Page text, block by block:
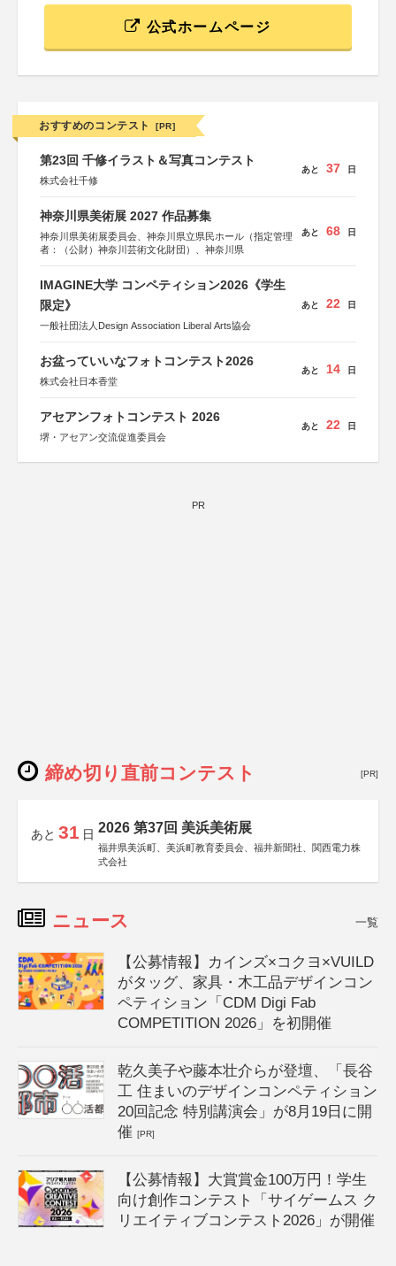
公式ホームページ
おすすめのコンテスト [PR]
第23回 千修イラスト＆写真コンテスト
株式会社千修
あと 37 日
神奈川県美術展 2027 作品募集
神奈川県美術展委員会、神奈川県立県民ホール（指定管理
者：（公財）神奈川芸術文化財団）、神奈川県
あと 68 日
IMAGINE大学 コンペティション2026《学生
限定》
一般社団法人Design Association Liberal Arts協会
あと 22 日
お盆っていいなフォトコンテスト2026
株式会社日本香堂
あと 14 日
アセアンフォトコンテスト 2026
堺・アセアン交流促進委員会
あと 22 日
PR
締め切り直前コンテスト [PR]
あと 31 日 2026 第37回 美浜美術展
福井県美浜町、美浜町教育委員会、福井新聞社、関西電力株
式会社
ニュース 一覧
【公募情報】カインズ×コクヨ×VUILD
がタッグ、家具・木工品デザインコン
ペティション「CDM Digi Fab
COMPETITION 2026」を初開催
乾久美子や藤本壮介らが登壇、「長谷
工 住まいのデザインコンペティション
20回記念 特別講演会」が8月19日に開
催[PR]
【公募情報】大賞賞金100万円！学生
向け創作コンテスト「サイゲームス ク
リエイティブコンテスト2026」が開催